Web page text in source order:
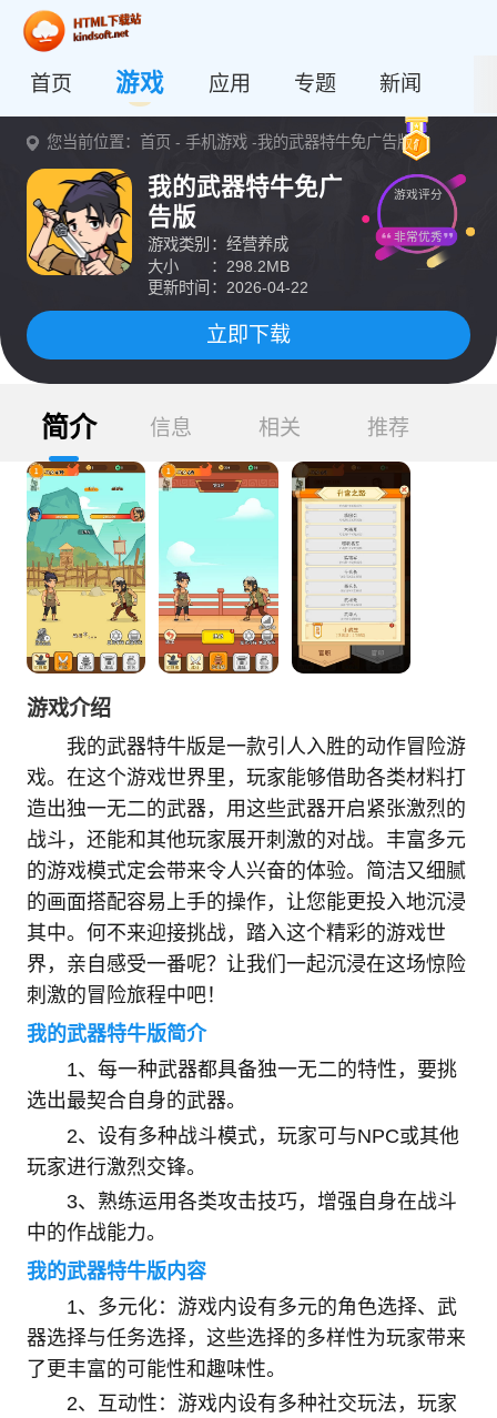
首页 游戏 应用 专题 新闻
您当前位置：首页 -手机游戏 -我的武器特牛免广告版
我的武器特牛免广
告版
游戏类别 ：经营养成
大小
：298.2MB
更新时间 ：2026-04-22
游戏评分
非常优秀
立即下载
简介 信息 相关 推荐
游戏介绍
我的武器特牛版是一款引人入胜的动作冒险游
戏。在这个游戏世界里，玩家能够借助各类材料打
造出独一无二的武器，用这些武器开启紧张激烈的
战斗，还能和其他玩家展开刺激的对战。丰富多元
的游戏模式定会带来令人兴奋的体验。简洁又细腻
的画面搭配容易上手的操作，让您能更投入地沉浸
其中。何不来迎接挑战，踏入这个精彩的游戏世
界，亲自感受一番呢？让我们一起沉浸在这场惊险
刺激的冒险旅程中吧！
我的武器特牛版简介
1、每一种武器都具备独一无二的特性，要挑
选出最契合自身的武器。
2、设有多种战斗模式，玩家可与NPC或其他
玩家进行激烈交锋。
3、熟练运用各类攻击技巧，增强自身在战斗
中的作战能力。
我的武器特牛版内容
1、多元化：游戏内设有多元的角色选择、武
器选择与任务选择，这些选择的多样性为玩家带来
了更丰富的可能性和趣味性。
2、互动性：游戏内设有多种社交玩法，玩家